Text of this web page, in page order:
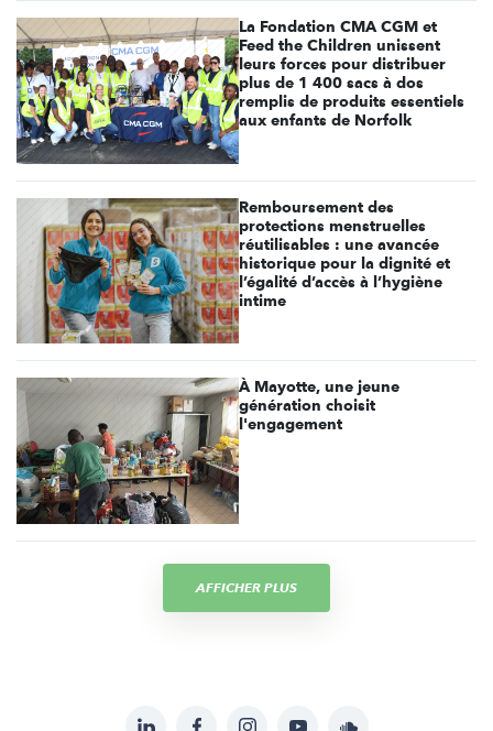
La Fondation CMA CGM et
Feed the Children unissent
leurs forces pour distribuer
plus de 1 400 sacs à dos
remplis de produits essentiels
aux enfants de Norfolk
Remboursement des
protections menstruelles
réutilisables : une avancée
historique pour la dignité et
l’égalité d’accès à l’hygiène
intime
À Mayotte, une jeune
génération choisit
l'engagement
AFFICHER PLUS
LinkedInFacebookInstagramYouTubeSoundcloud